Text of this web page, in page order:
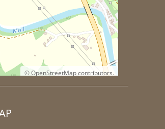
©OpenStreetMapcontributors.